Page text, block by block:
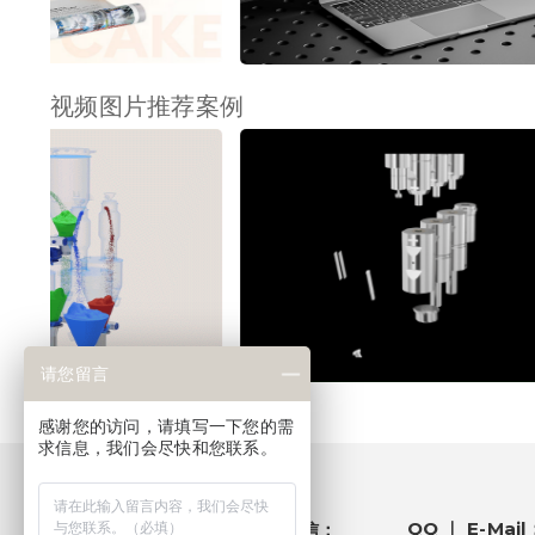
视频图片推荐案例
电话 ｜ 微信： QQ ｜ E-Mail
请您留言
感谢您的访问，请填写一下您的需
求信息，我们会尽快和您联系。